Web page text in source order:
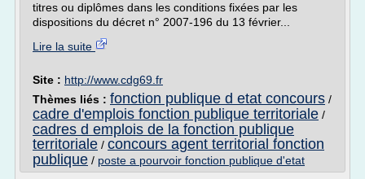
titres ou diplômes dans les conditions fixées par les
dispositions du décret n° 2007-196 du 13 février...
Lire la suite
Site : http://www.cdg69.fr
Thèmes liés : fonction publique d etat concours /
cadre d'emplois fonction publique territoriale /
cadres d emplois de la fonction publique
territoriale / concours agent territorial fonction
publique / poste a pourvoir fonction publique d'etat